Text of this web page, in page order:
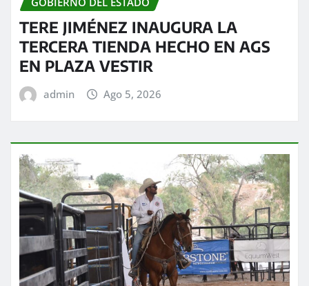
TERE JIMÉNEZ INAUGURA LA
TERCERA TIENDA HECHO EN AGS
EN PLAZA VESTIR
admin Ago 5, 2026